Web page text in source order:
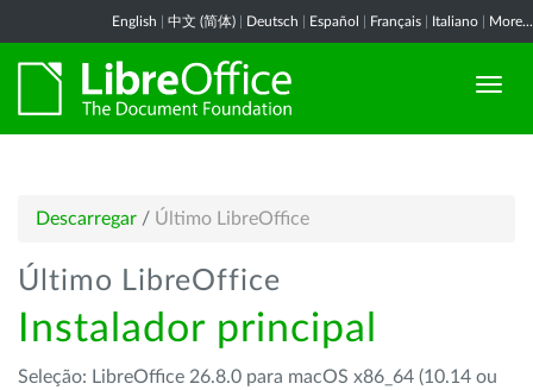
English 中文 (简体) Deutsch Español Français Italiano More...
Descarregar / Último LibreOffice
Último LibreOffice
Instalador principal
Seleção: LibreOffice 26.8.0 para macOS x86_64 (10.14 ou